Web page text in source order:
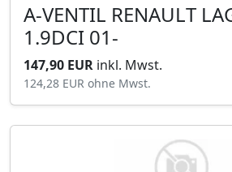
A-VENTIL RENAULT
1.9DCI 01-
147,90 EUR inkl. Mwst.
124,28 EUR ohne Mwst.